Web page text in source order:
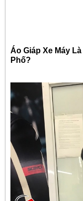
Áo Giáp Xe Máy
Phố?